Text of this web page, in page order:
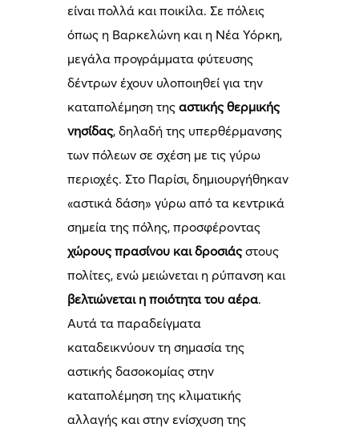
είναι πολλά και ποικίλα. Σε πόλεις
όπως η Βαρκελώνη και η Νέα Υόρκη,
μεγάλα προγράμματα φύτευσης
δέντρων έχουν υλοποιηθεί για την
καταπολέμηση της αστικής θερμικής
νησίδας, δηλαδή της υπερθέρμανσης
των πόλεων σε σχέση με τις γύρω
περιοχές. Στο Παρίσι, δημιουργήθηκαν
«αστικά δάση» γύρω από τα κεντρικά
σημεία της πόλης, προσφέροντας
χώρους πρασίνου και δροσιάςστους
πολίτες, ενώ μειώνεται η ρύπανση και
βελτιώνεται η ποιότητα του αέρα.
Αυτά τα παραδείγματα
καταδεικνύουν τη σημασία της
αστικής δασοκομίας στην
καταπολέμηση της κλιματικής
αλλαγής και στην ενίσχυση της